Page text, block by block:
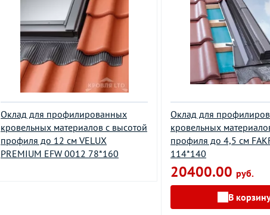
Оклад для профилированных
кровельных материалов с высотой
профиля до 12 см VELUX
PREMIUM EFW 0012 78*160
Оклад для
кровельных
профиля до 4,5 см
114*140
20400.00 руб.
В